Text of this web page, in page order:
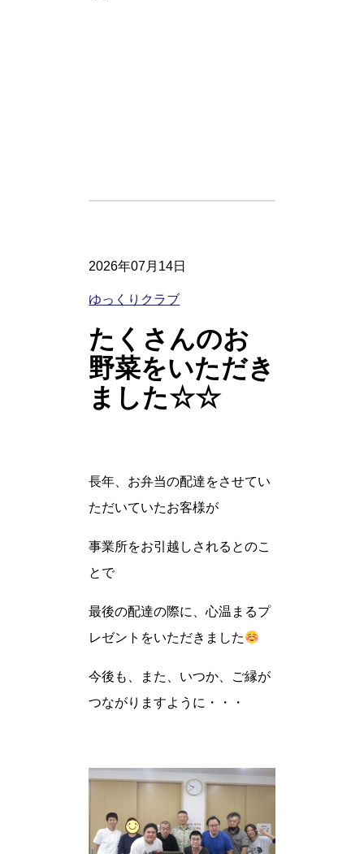
2026年07月14日
ゆっくりクラブ
たくさんのお
野菜をいただき
ました☆☆
長年、お弁当の配達をさせてい
ただいていたお客様が
事業所をお引越しされるとのこ
とで
最後の配達の際に、心温まるプ
レゼントをいただきました
今後も、また、いつか、ご縁が
つながりますように・・・